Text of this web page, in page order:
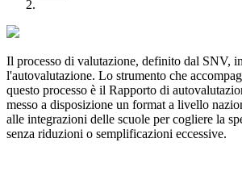
Il processo di valutazione, definito dal SNV,
l'autovalutazione. Lo strumento che
questo processo è il Rapporto di
messo a disposizione un format a livello
alle integrazioni delle scuole per cogliere la
senza riduzioni o semplificazioni eccessive.